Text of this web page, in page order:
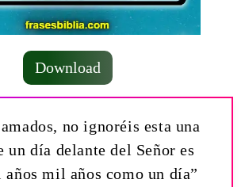
Download
no ignoréis esta una
un día delante del Señor es
mil años como un día”